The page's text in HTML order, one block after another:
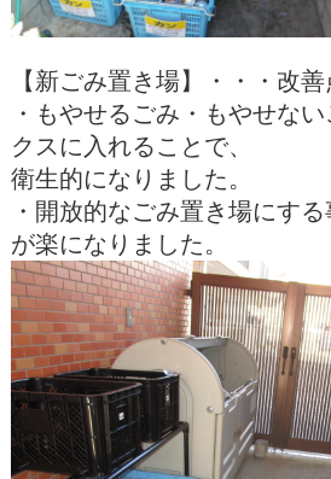
【新ごみ置き場】・・・改善
・もやせるごみ・もやせな
クスに入れることで、
衛生的になりました。
・開放的なごみ置き場にす
が楽になりました。